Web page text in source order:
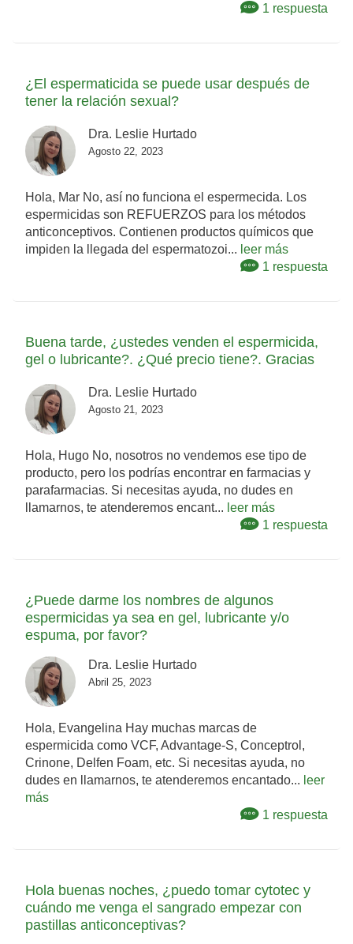
1 respuesta
¿El espermaticida se puede usar después de
tener la relación sexual?
Dra. Leslie Hurtado
Agosto 22, 2023
Hola, Mar No, así no funciona el espermecida. Los
espermicidas son REFUERZOS para los métodos
anticonceptivos. Contienen productos químicos que
impiden la llegada del espermatozoi... leer más
1 respuesta
Buena tarde, ¿ustedes venden el espermicida,
gel o lubricante?. ¿Qué precio tiene?. Gracias
Dra. Leslie Hurtado
Agosto 21, 2023
Hola, Hugo No, nosotros no vendemos ese tipo de
producto, pero los podrías encontrar en farmacias y
parafarmacias. Si necesitas ayuda, no dudes en
llamarnos, te atenderemos encant... leer más
1 respuesta
¿Puede darme los nombres de algunos
espermicidas ya sea en gel, lubricante y/o
espuma, por favor?
Dra. Leslie Hurtado
Abril 25, 2023
Hola, Evangelina Hay muchas marcas de
espermicida como VCF, Advantage-S, Conceptrol,
Crinone, Delfen Foam, etc. Si necesitas ayuda, no
dudes en llamarnos, te atenderemos encantado... leer
más
1 respuesta
Hola buenas noches, ¿puedo tomar cytotec y
cuándo me venga el sangrado empezar con
pastillas anticonceptivas?